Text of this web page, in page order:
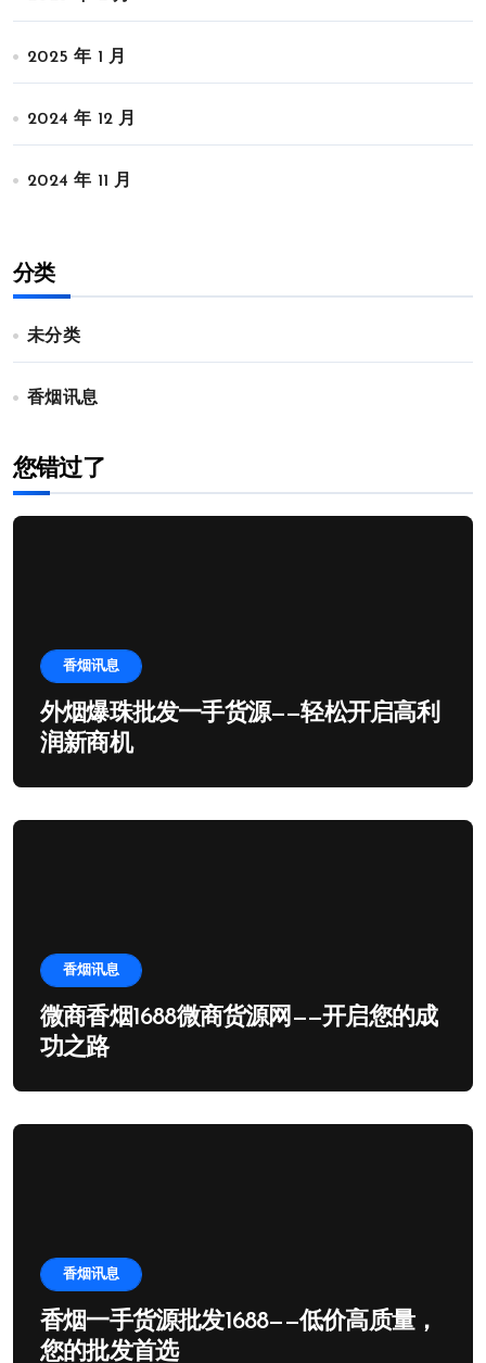
2025 年 1 月
2024 年 12 月
2024 年 11 月
分类
未分类
香烟讯息
您错过了
香烟讯息
外烟爆珠批发一手货源——轻松开启高利
润新商机
香烟讯息
微商香烟1688微商货源网——开启您的成
功之路
香烟讯息
香烟一手货源批发1688——低价高质量，
您的批发首选